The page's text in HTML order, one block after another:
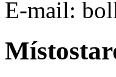
E-mail: